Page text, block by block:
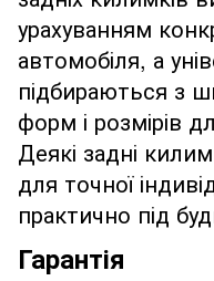
урахуванням
автомобіля, а
підбираються з
форм і розмірів
Деякі задні
для точної
практично під
Гарантія